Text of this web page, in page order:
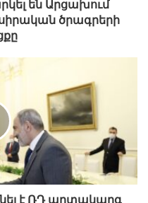
են Արցախում
ծրագրերի
է ՌԴ արտակարգ